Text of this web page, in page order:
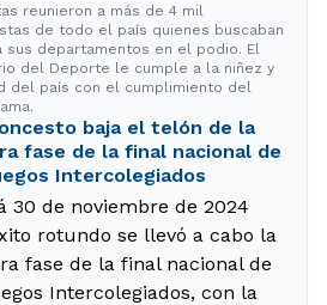
reunieron a más de 4 mil
de todo el país quienes buscaban
sus departamentos en el podio. El
del Deporte le cumple a la niñez y
del país con el cumplimiento del
baja el telón de la
fase de la final nacional de
Intercolegiados
30 de noviembre de 2024
rotundo se llevó a cabo la
fase de la final nacional de
Intercolegiados, con la